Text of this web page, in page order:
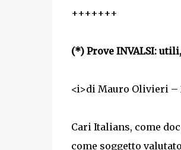
+++++++
(*) Prove INVALSI:
<i>di Mauro Olivieri –
Cari Italians, come
come soggetto